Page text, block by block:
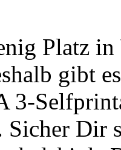
Platz in
gibt
3-
Sicher Dir